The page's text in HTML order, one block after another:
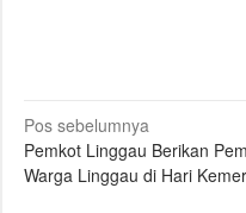
Navigasi
pos
Pos sebelumnya
Pemkot Linggau Berikan
Warga Linggau di Hari